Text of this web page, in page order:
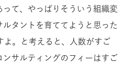
て、やっぱりそういう組織変
タントを育ててようと思った
よ。と考えると、人数がすご
ンサルティングのフィーはすご